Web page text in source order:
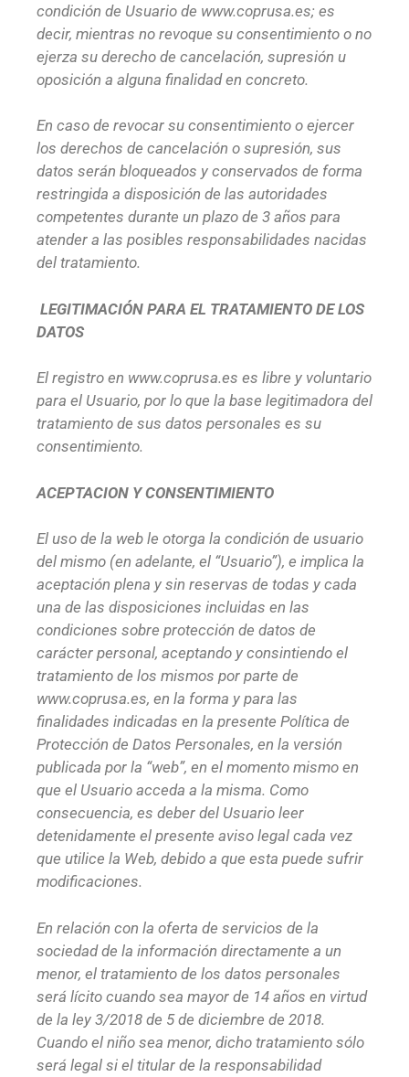
condición de Usuario de www.coprusa.es; es
decir, mientras no revoque su consentimiento o no
ejerza su derecho de cancelación, supresión u
oposición a alguna finalidad en concreto.
En caso de revocar su consentimiento o ejercer
los derechos de cancelación o supresión, sus
datos serán bloqueados y conservados de forma
restringida a disposición de las autoridades
competentes durante un plazo de 3 años para
atender a las posibles responsabilidades nacidas
del tratamiento.
LEGITIMACIÓN PARA EL TRATAMIENTO DE LOS
DATOS
El registro en www.coprusa.es es libre y voluntario
para el Usuario, por lo que la base legitimadora del
tratamiento de sus datos personales es su
consentimiento.
ACEPTACION Y CONSENTIMIENTO
El uso de la web le otorga la condición de usuario
del mismo (en adelante, el “Usuario”), e implica la
aceptación plena y sin reservas de todas y cada
una de las disposiciones incluidas en las
condiciones sobre protección de datos de
carácter personal, aceptando y consintiendo el
tratamiento de los mismos por parte de
www.coprusa.es, en la forma y para las
finalidades indicadas en la presente Política de
Protección de Datos Personales, en la versión
publicada por la “web”, en el momento mismo en
que el Usuario acceda a la misma. Como
consecuencia, es deber del Usuario leer
detenidamente el presente aviso legal cada vez
que utilice la Web, debido a que esta puede sufrir
modificaciones.
En relación con la oferta de servicios de la
sociedad de la información directamente a un
menor, el tratamiento de los datos personales
será lícito cuando sea mayor de 14 años en virtud
de la ley 3/2018 de 5 de diciembre de 2018.
Cuando el niño sea menor, dicho tratamiento sólo
será legal si el titular de la responsabilidad